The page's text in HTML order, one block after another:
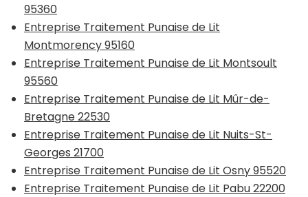
95360
Entreprise Traitement Punaise de Lit
Montmorency 95160
Entreprise Traitement Punaise de Lit Montsoult
95560
Entreprise Traitement Punaise de Lit Mûr-de-
Bretagne 22530
Entreprise Traitement Punaise de Lit Nuits-St-
Georges 21700
Entreprise Traitement Punaise de Lit Osny 95520
Entreprise Traitement Punaise de Lit Pabu 22200